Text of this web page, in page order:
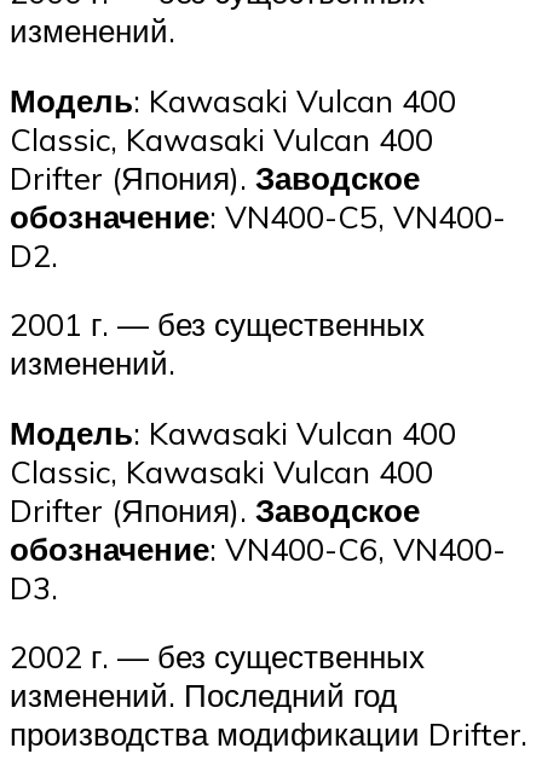
изменений.
Модель: Kawasaki Vulcan 400
Classic, Kawasaki Vulcan 400
Drifter (Япония). Заводское
обозначение: VN400-C5, VN400-
D2.
2001 г. — без существенных
изменений.
Модель: Kawasaki Vulcan 400
Classic, Kawasaki Vulcan 400
Drifter (Япония). Заводское
обозначение: VN400-C6, VN400-
D3.
2002 г. — без существенных
изменений. Последний год
производства модификации Drifter.